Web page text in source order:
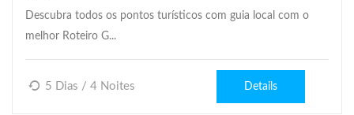
Descubra todos os pontos turísticos com guia local com o
melhor Roteiro G...
5 Dias / 4 Noites Details